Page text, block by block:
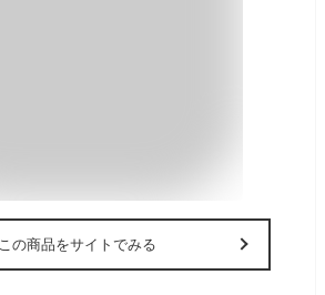
この商品をサイトでみる